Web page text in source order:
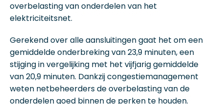
overbelasting van onderdelen van het
elektriciteitsnet.
Gerekend over alle aansluitingen gaat het om een
gemiddelde onderbreking van 23,9 minuten, een
stijging in vergelijking met het vijfjarig gemiddelde
van 20,9 minuten. Dankzij congestiemanagement
weten netbeheerders de overbelasting van de
onderdelen goed binnen de perken te houden.